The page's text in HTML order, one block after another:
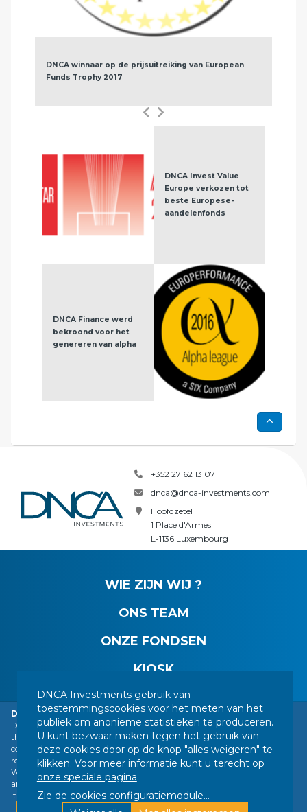
DNCA Finance impersonation
DNCA Finance, an affiliate of Natixis Investment Managers, is drawing
the public's attention to the impersonation of DNCA Finance by a
company calling itself "Intro Trade". The company is fraudulently
referring to DNCA Finance's name in exchanges with individuals on
WhatsApp about a supposed "Bitcoin" transaction. DNCA Finance, nor
any of its branches DNCA Finance Luxembourg and DNCA Finance
Italy, offer Bitcoin investments to its clients.
DNCA winnaar op de prijsuitreiking van European
Funds Trophy 2017
DNCA Invest Value
Europe verkozen tot
beste Europese-
aandelenfonds
DNCA Finance werd
bekroond voor het
genereren van alpha
+352 27 62 13 07
dnca@dnca-investments.com
Hoofdzetel
1 Place d'Armes
L-1136 Luxembourg
WIE ZIJN WIJ ?
ONS TEAM
ONZE FONDSEN
KIOSK
CONTACT
WETTELIJKE MEDEDELINGEN
JURIDISCHE INFORMATIE
UW PERSOONSGEGEVENS
SITEMAP
BEHEER VAN COOKIES
ONS VOLGEN :
DNCA Investments gebruik van
toestemmingscookies voor het meten van het
publiek om anonieme statistieken te produceren.
U kunt bezwaar maken tegen het gebruik van
deze cookies door op de knop "alles weigeren" te
klikken. Voor meer informatie kunt u terecht op
onze speciale pagina.
Zie de cookies configuratiemodule...